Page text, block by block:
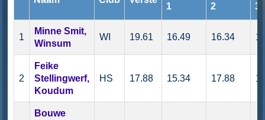
1
2
3
1
Minne Smit,
Winsum
WI 19.61 16.49 16.34
2
Feike
Stellingwerf,
Koudum
HS 17.88 15.34 17.88
Bouwe